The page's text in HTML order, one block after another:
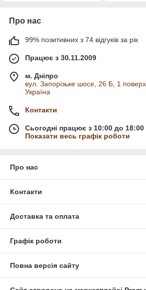
Про нас
99% позитивних з 74 відгуків за рік
Працює з 30.11.2009
м. Дніпро
вул. Запорізьке шосе, 26 Б, 1
Україна
Контакти
Сьогодні працює з 10:00 до 18:00
Показати весь графік роботи
Про нас
Контакти
Доставка та оплата
Графік роботи
Повна версія сайту